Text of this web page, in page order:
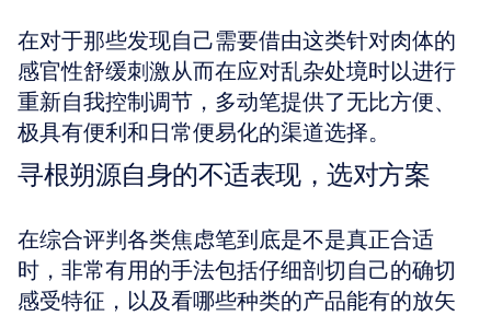
在对于那些发现自己需要借由这类针对肉体的
感官性舒缓刺激从而在应对乱杂处境时以进行
重新自我控制调节，多动笔提供了无比方便、
极具有便利和日常便易化的渠道选择。
寻根朔源自身的不适表现，选对方案
在综合评判各类焦虑笔到底是不是真正合适
时，非常有用的手法包括仔细剖切自己的确切
感受特征，以及看哪些种类的产品能有的放矢